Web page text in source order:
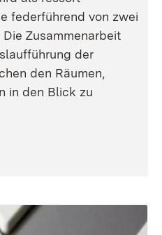
federführend von zwei
Zusammenarbeit
der
den Räumen,
in den Blick zu